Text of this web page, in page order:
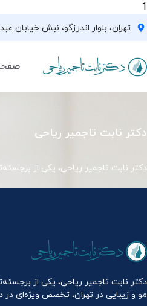
1
تهران، بلوار اندرزگو، نبش خیابان عبداللهی جنوبی، پلاک ۷۰(نیش
دکتر نابت تاجمیر ریاحی
دکتر نابت تاجمیر ریاحی، یکی از
دکتر نابت تاجمیر ریاحی، یکی از
مو و زیبایی در تهران، تخصص ویژه‌ای